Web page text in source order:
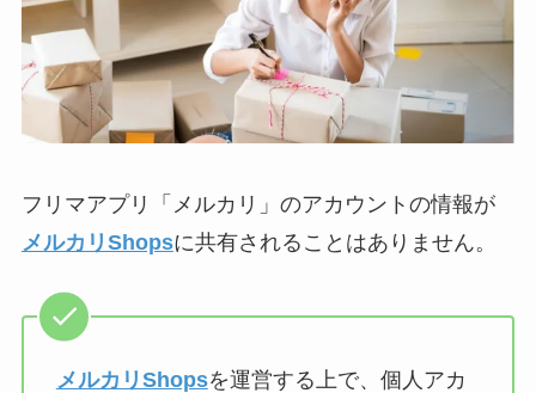
フリマアプリ「メルカリ」のアカウントの情報が
メルカリShopsに共有されることはありません。
メルカリShopsを運営する上で、個人アカ